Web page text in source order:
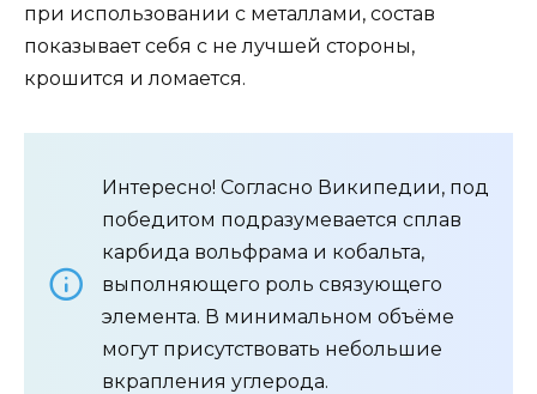
при использовании с металлами, состав
показывает себя с не лучшей стороны,
крошится и ломается.
Интересно! Согласно Википедии, под
победитом подразумевается сплав
карбида вольфрама и кобальта,
выполняющего роль связующего
элемента. В минимальном объёме
могут присутствовать небольшие
вкрапления углерода.